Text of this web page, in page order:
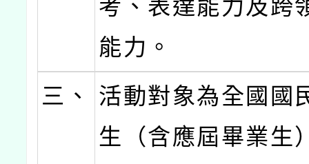
考、表達能力及跨
能力。
三、
活動對象為全國國
生（含應屆畢業生